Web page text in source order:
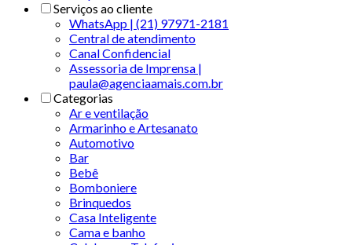
Serviços ao cliente
WhatsApp | (21) 97971-2181
Central de atendimento
Canal Confidencial
Assessoria de Imprensa |
paula@agenciaamais.com.br
Categorias
Ar e ventilação
Armarinho e Artesanato
Automotivo
Bar
Bebê
Bomboniere
Brinquedos
Casa Inteligente
Cama e banho